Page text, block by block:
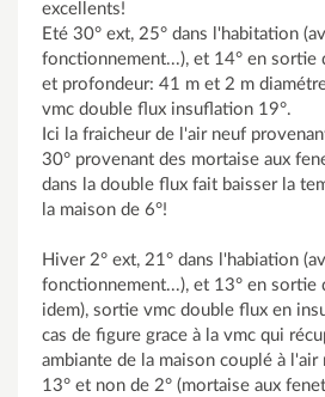
excellents!
Eté 30° ext, 25° dans l'habitation
fonctionnement...), et 14° en sortie
et profondeur: 41 m et 2 m
vmc double flux insuflation 19°.
Ici la fraicheur de l'air neuf
30° provenant des mortaise aux
dans la double flux fait baisser la
la maison de 6°!
Hiver 2° ext, 21° dans l'habiation
fonctionnement...), et 13° en sortie
idem), sortie vmc double flux en
cas de figure grace à la vmc qui
ambiante de la maison couplé à
13° et non de 2° (mortaise aux